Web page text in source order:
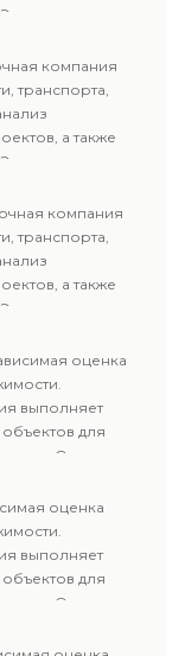
и
для
компания
транспорта,
а также
и
для
компания
транспорта,
а также
и
для
оценка
выполняет
для
Оценка
и
компаний по
оценка
выполняет
для
Оценка
и